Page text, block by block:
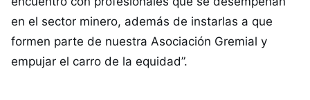
en el sector minero, además de instarlas a que
formen parte de nuestra Asociación Gremial y
empujar el carro de la equidad”.